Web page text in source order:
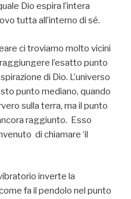
Dio espira l’intera
tutta all’interno di sé.
ci troviamo molto vicini
l’esatto punto
di Dio. L’universo
punto mediano, quando
sulla terra, ma il punto
raggiunto. Esso
di chiamare ‘il
inverte la
fa il pendolo nel punto